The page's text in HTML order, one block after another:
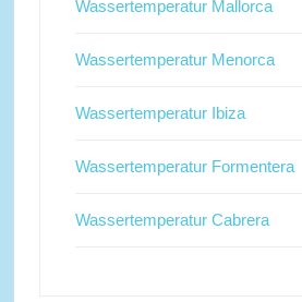
Wassertemperatur Mallorca
Wassertemperatur Menorca
Wassertemperatur Ibiza
Wassertemperatur Formentera
Wassertemperatur Cabrera